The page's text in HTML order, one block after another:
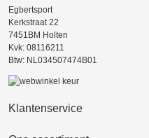
Egbertsport
Kerkstraat 22
7451BM Holten
Kvk: 08116211
Btw: NL034507474B01
Klantenservice